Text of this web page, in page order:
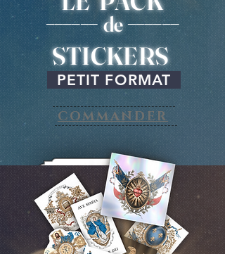
______ de ______
STICKERS
PETIT FORMAT
COMMANDER